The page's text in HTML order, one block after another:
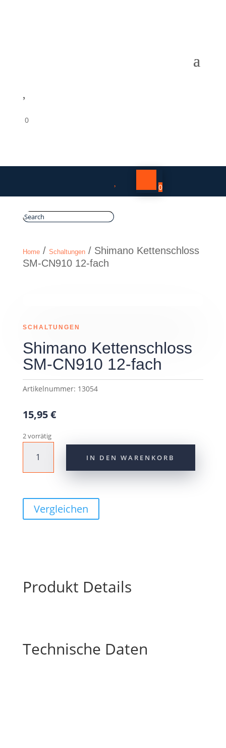
0
0
Home/ Schaltungen/ Shimano Kettenschloss
SM-CN910 12-fach
SCHALTUNGEN
Shimano Kettenschloss
SM-CN910 12-fach
Artikelnummer: 13054
15,95€
2 vorrätig
Kettenschloss
SM-
fach
Menge
IN DEN WARENKORB
Vergleichen
Produkt Details
Technische Daten